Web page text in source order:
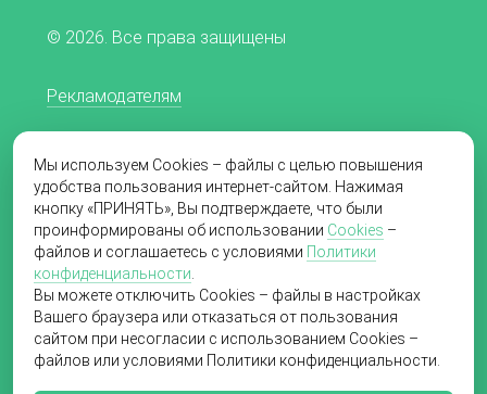
© 2026. Все права защищены
Рекламодателям
Редакционная политика
Согласие на обработку персональных данных
Пользовательское соглашение
Политика в отношении обработки
персональных данных
Создание сайта
Мы используем Cookies – файлы с целью повышения
удобства пользования интернет-сайтом. Нажимая
кнопку «ПРИНЯТЬ», Вы подтверждаете, что были
проинформированы об использовании Cookies –
файлов и соглашаетесь с условиями Политики
конфиденциальности
Вы можете отключить Cookies – файлы в настройках
Вашего браузера или отказаться от пользования
сайтом при несогласии с использованием Cookies –
файлов или условиями Политики конфиденциальности.